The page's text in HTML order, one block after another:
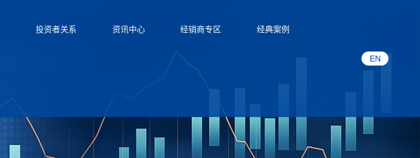
投资者关系 资讯中心 经销商专区 经典案例
EN